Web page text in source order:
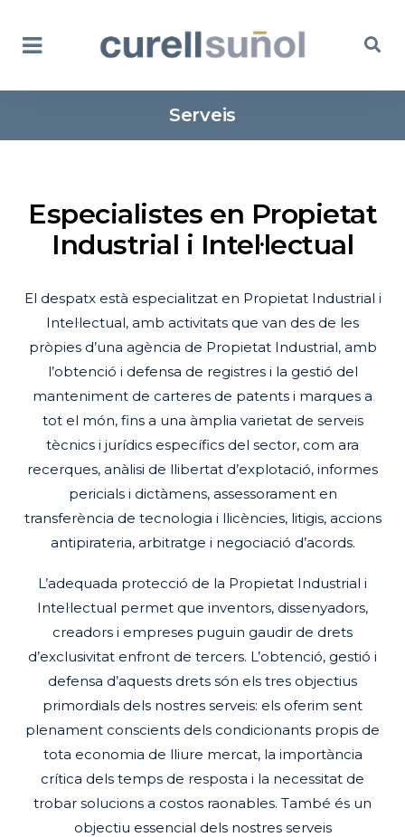
Serveis
Especialistes en Propietat
Industrial i Intel·lectual
El despatx està especialitzat en Propietat Industrial i
Intel·lectual, amb activitats que van des de les
pròpies d’una agència de Propietat Industrial, amb
l’obtenció i defensa de registres i la gestió del
manteniment de carteres de patents i marques a
tot el món, fins a una àmplia varietat de serveis
tècnics i jurídics específics del sector, com ara
recerques, anàlisi de llibertat d’explotació, informes
pericials i dictàmens, assessorament en
transferència de tecnologia i llicències, litigis, accions
antipirateria, arbitratge i negociació d’acords.
L’adequada protecció de la Propietat Industrial i
Intel·lectual permet que inventors, dissenyadors,
creadors i empreses puguin gaudir de drets
d’exclusivitat enfront de tercers. L’obtenció, gestió i
defensa d’aquests drets són els tres objectius
primordials dels nostres serveis: els oferim sent
plenament conscients dels condicionants propis de
tota economia de lliure mercat, la importància
crítica dels temps de resposta i la necessitat de
trobar solucions a costos raonables. També és un
objectiu essencial dels nostres serveis